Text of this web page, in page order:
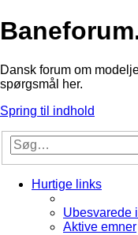
Dansk forum om
spørgsmål her.
Spring til indhold
Hurtige links
Ubesvarede
Aktive emner